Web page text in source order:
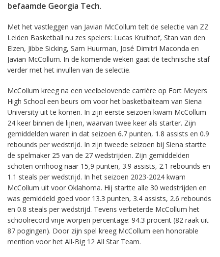
befaamde Georgia Tech.
Met het vastleggen van Javian McCollum telt de selectie van ZZ
Leiden Basketball nu zes spelers: Lucas Kruithof, Stan van den
Elzen, Jibbe Sicking, Sam Huurman, José Dimitri Maconda en
Javian McCollum. In de komende weken gaat de technische staf
verder met het invullen van de selectie.
McCollum kreeg na een veelbelovende carrière op Fort Meyers
High School een beurs om voor het basketbalteam van Siena
University uit te komen. In zijn eerste seizoen kwam McCollum
24 keer binnen de lijnen, waarvan twee keer als starter. Zijn
gemiddelden waren in dat seizoen 6.7 punten, 1.8 assists en 0.9
rebounds per wedstrijd. In zijn tweede seizoen bij Siena startte
de spelmaker 25 van de 27 wedstrijden. Zijn gemiddelden
schoten omhoog naar 15,9 punten, 3.9 assists, 2.1 rebounds en
1.1 steals per wedstrijd. In het seizoen 2023-2024 kwam
McCollum uit voor Oklahoma. Hij startte alle 30 wedstrijden en
was gemiddeld goed voor 13.3 punten, 3.4 assists, 2.6 rebounds
en 0.8 steals per wedstrijd. Tevens verbeterde McCollum het
schoolrecord vrije worpen percentage: 94.3 procent (82 raak uit
87 pogingen). Door zijn spel kreeg McCollum een honorable
mention voor het All-Big 12 All Star Team.